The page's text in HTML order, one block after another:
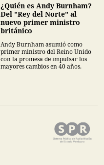
¿Quién es Andy Burnham?
Del "Rey del Norte" al
nuevo primer ministro
británico
Andy Burnham asumió como
primer ministro del Reino Unido
con la promesa de impulsar los
mayores cambios en 40 años.